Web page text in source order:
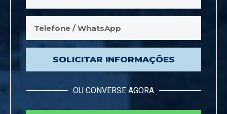
SOLICITAR INFORMAÇÕES
OU CONVERSE AGORA